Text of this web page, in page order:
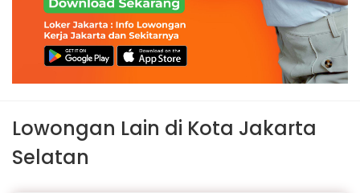
Lowongan Lain di Kota Jakarta
Selatan